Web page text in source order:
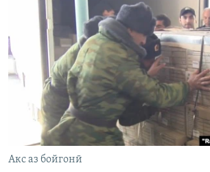
Акс аз бойгонӣ